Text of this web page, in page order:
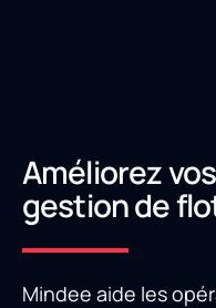
Améliorez
gestion de
Mindee aide les